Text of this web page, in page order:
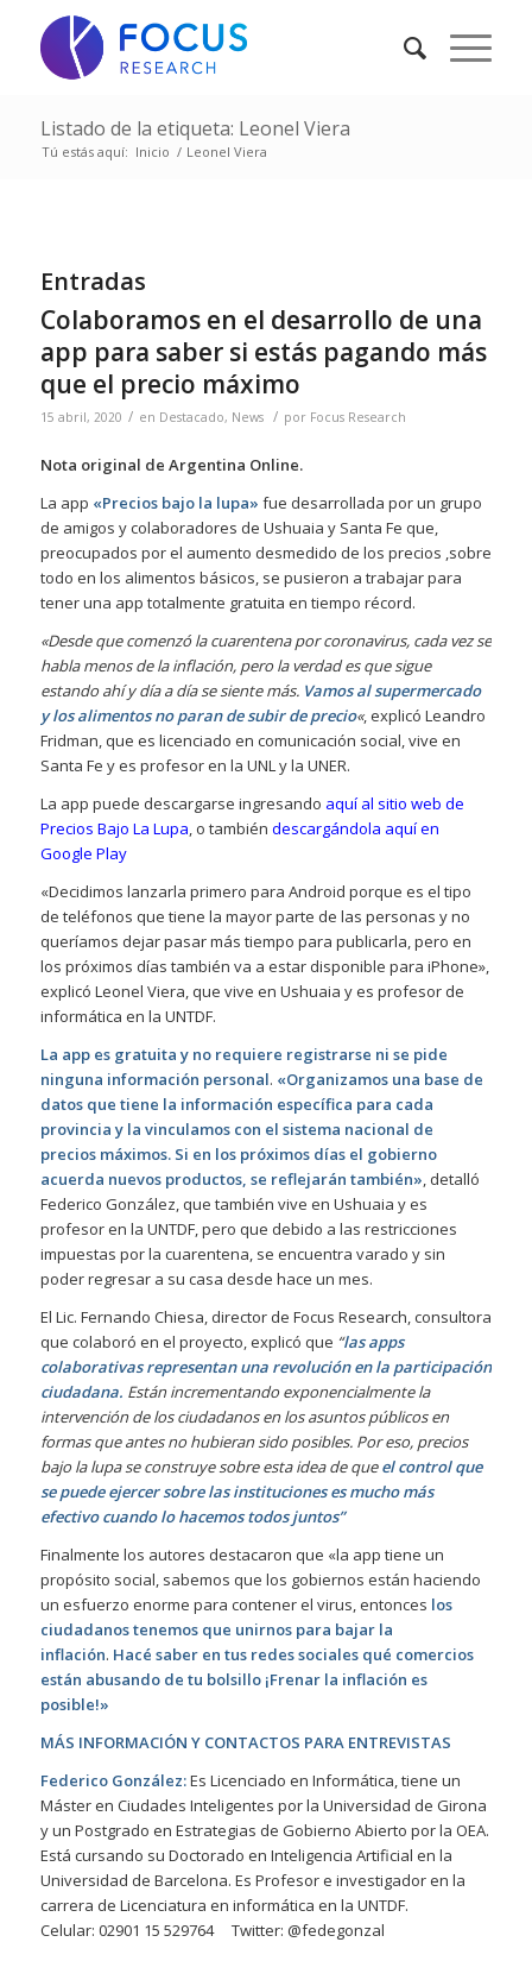
Listado de la etiqueta: Leonel Viera
Tú estás aquí: Inicio / Leonel Viera
Entradas
Colaboramos en el desarrollo de una
app para saber si estás pagando más
que el precio máximo
15 abril, 2020 / en Destacado, News / por Focus Research
Nota original de Argentina Online.
La app «Precios bajo la lupa» fue desarrollada por un grupo
de amigos y colaboradores de Ushuaia y Santa Fe que,
preocupados por el aumento desmedido de los precios ,sobre
todo en los alimentos básicos, se pusieron a trabajar para
tener una app totalmente gratuita en tiempo récord.
«Desde que comenzó la cuarentena por coronavirus, cada vez se
habla menos de la inflación, pero la verdad es que sigue
estando ahí y día a día se siente más. Vamos al supermercado
y los alimentos no paran de subir de precio«, explicó Leandro
Fridman, que es licenciado en comunicación social, vive en
Santa Fe y es profesor en la UNL y la UNER.
La app puede descargarse ingresando aquí al sitio web de
Precios Bajo La Lupa, o también descargándola aquí en
Google Play
«Decidimos lanzarla primero para Android porque es el tipo
de teléfonos que tiene la mayor parte de las personas y no
queríamos dejar pasar más tiempo para publicarla, pero en
los próximos días también va a estar disponible para iPhone»,
explicó Leonel Viera, que vive en Ushuaia y es profesor de
informática en la UNTDF.
La app es gratuita y no requiere registrarse ni se pide
ninguna información personal. «Organizamos una base de
datos que tiene la información específica para cada
provincia y la vinculamos con el sistema nacional de
precios máximos. Si en los próximos días el gobierno
acuerda nuevos productos, se reflejarán también», detalló
Federico González, que también vive en Ushuaia y es
profesor en la UNTDF, pero que debido a las restricciones
impuestas por la cuarentena, se encuentra varado y sin
poder regresar a su casa desde hace un mes.
El Lic. Fernando Chiesa, director de Focus Research, consultora
que colaboró en el proyecto, explicó que “las apps
colaborativas representan una revolución en la participación
ciudadana. Están incrementando exponencialmente la
intervención de los ciudadanos en los asuntos públicos en
formas que antes no hubieran sido posibles. Por eso, precios
bajo la lupa se construye sobre esta idea de queel control que
se puede ejercer sobre las instituciones es mucho más
efectivo cuando lo hacemos todos juntos”
Finalmente los autores destacaron que «la app tiene un
propósito social, sabemos que los gobiernos están haciendo
un esfuerzo enorme para contener el virus, entonces los
ciudadanos tenemos que unirnos para bajar la
inflación. Hacé saber en tus redes sociales qué comercios
están abusando de tu bolsillo ¡Frenar la inflación es
posible!»
MÁS INFORMACIÓN Y CONTACTOS PARA ENTREVISTAS
Federico González:Es Licenciado en Informática, tiene un
Máster en Ciudades Inteligentes por la Universidad de Girona
y un Postgrado en Estrategias de Gobierno Abierto por la OEA.
Está cursando su Doctorado en Inteligencia Artificial en la
Universidad de Barcelona. Es Profesor e investigador en la
carrera de Licenciatura en informática en la UNTDF.
Celular: 02901 15 529764 Twitter: @fedegonzal